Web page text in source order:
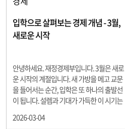
보기 ① 1,600억원 ② 1,700억원 ③ 1,800
억원 ④ 2,000억원 정답 : 1,800억원 참여해
주신 모든 분들 감사합니다! 당첨자분들에
게는 지난 이벤트 블로그 게시글에 비밀댓
전달드립니다.
입학으로 살펴보는 경제 개념 - 3월,
새로운 시작
안녕하세요. 재정경제부입니다. 3월은 새로
운 시작의 계절입니다. 새 가방을 메고 교문
을 들어서는 순간, 입학은 또 하나의 출발선
이 됩니다. 설렘과 기대가 가득한 이 시기는
래를 준비하는 첫 걸음이기도 합니다. 입학
2026-03-04